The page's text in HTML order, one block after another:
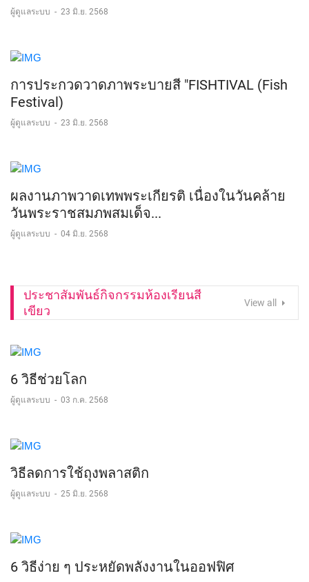
ผู้ดูแลระบบ - 23 มิ.ย. 2568
การประกวดวาดภาพระบายสี "FISHTIVAL (Fish
Festival)
ผู้ดูแลระบบ - 23 มิ.ย. 2568
ผลงานภาพวาดเทพพระเกียรติ เนื่องในวันคล้าย
วันพระราชสมภพสมเด็จ...
ผู้ดูแลระบบ - 04 มิ.ย. 2568
ประชาสัมพันธ์กิจกรรมห้องเรียนสี
เขียว
View all
6 วิธีช่วยโลก
ผู้ดูแลระบบ - 03 ก.ค. 2568
วิธีลดการใช้ถุงพลาสติก
ผู้ดูแลระบบ - 25 มิ.ย. 2568
6 วิธีง่าย ๆ ประหยัดพลังงานในออฟฟิศ